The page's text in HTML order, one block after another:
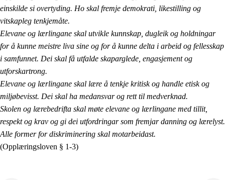
einskilde si overtyding. Ho skal fremje demokrati, likestilling og
vitskapleg tenkjemåte.
Elevane og lærlingane skal utvikle kunnskap, dugleik og holdningar
for å kunne meistre liva sine og for å kunne delta i arbeid og fellesskap
i samfunnet. Dei skal få utfalde skaparglede, engasjement og
utforskartrong.
Elevane og lærlingane skal lære å tenkje kritisk og handle etisk og
miljøbevisst. Dei skal ha medansvar og rett til medverknad.
Skolen og lærebedrifta skal møte elevane og lærlingane med tillit,
respekt og krav og gi dei utfordringar som fremjar danning og lærelyst.
Alle former for diskriminering skal motarbeidast.
(Opplæringsloven § 1-3)